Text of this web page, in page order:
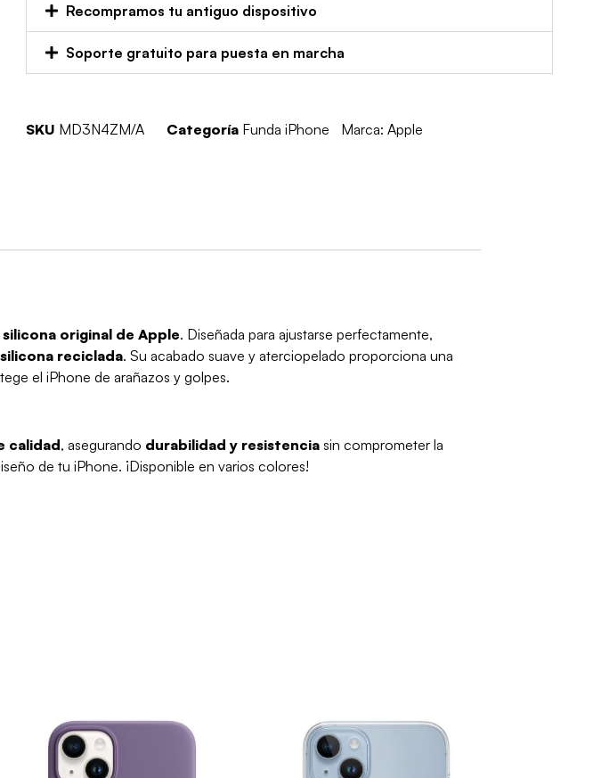
Recompramos tu antiguo dispositivo
Soporte gratuito para puesta en marcha
SKU MD3N4ZM/A Categoría Funda iPhone Marca: Apple
original de Apple. Diseñada para ajustarse perfectamente,
reciclada. Su acabado suave y aterciopelado proporciona una
el iPhone de arañazos y golpes.
calidad, asegurando durabilidad y resistencia sin comprometer la
de tu iPhone. ¡Disponible en varios colores!